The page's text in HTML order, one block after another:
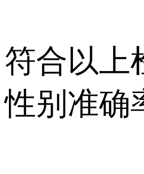
符合以上
性别准确